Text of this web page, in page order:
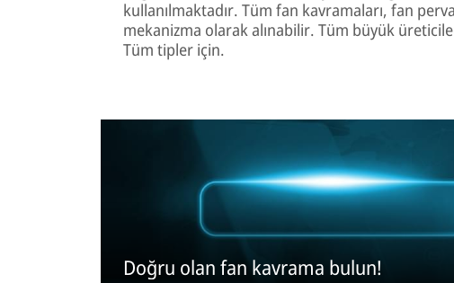
kullanılmaktadır. Tüm fan kavramaları, fan
mekanizma olarak alınabilir. Tüm büyük
Tüm tipler için.
Doğru olan fan kavrama bulun!